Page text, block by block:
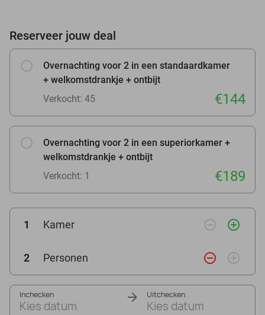
Reserveer jouw deal
Overnachting voor 2 in een standaardkamer
+ welkomstdrankje + ontbijt
Verkocht: 45
€144
Overnachting voor 2 in een superiorkamer +
welkomstdrankje + ontbijt
Verkocht: 1
€189
1 Kamer remove_circle_outline add_circle_outline
2 Personen remove_circle_outline add_circle_outline
Inchecken
Kies datum
Uitchecken
Kies datum